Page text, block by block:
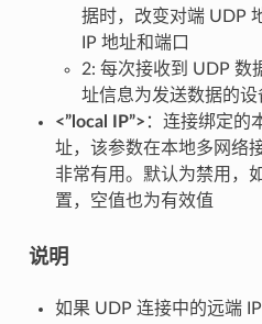
据时，改变对端 UDP
IP 地址和端口
2: 每次接收到 UDP 数
址信息为发送数据的设
<”local IP”> ：连接绑定的
址，该参数在本地多网络
非常有用。默认为禁用，
置，空值也为有效值
说明
如果 UDP 连接中的远端